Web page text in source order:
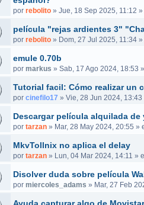
por rebolito» Jue, 18 Sep 2025, 11:12 »
película "rejas ardientes 3"
por rebolito» Dom, 27 Jul 2025, 11:34»
emule 0.70b
por markus » Sab, 17 Ago 2024, 18:53
Tutorial facil: Cómo realizar un
por cinefilo17 » Vie, 28 Jun 2024, 13:43
Descargar película alquilada de
por tarzan» Mar, 28 May 2024, 20:55 »
MkvTollnix no aplica el delay
por tarzan» Lun, 04 Mar 2024, 14:11 »
Disolver duda sobre película
por miercoles_adams » Mar, 27 Feb